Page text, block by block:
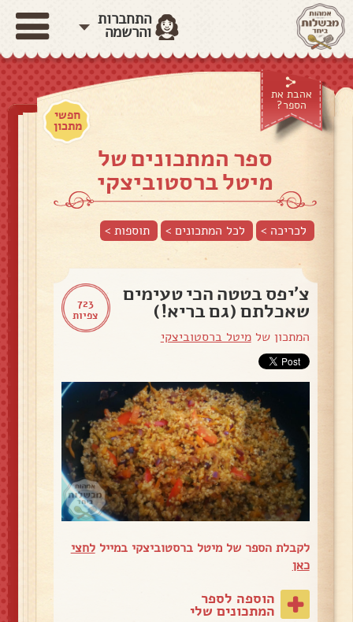
התחברות
והרשמה
אהבת את
הספר?
חפשי
מתכון
ספר המתכונים של
מיטל ברסטוביצקי
לכריכה > לכל המתכונים > תוספות>
723
צפיות
צ’יפס בטטה הכי טעימים
שאכלתם (גם בריא!)
המתכון שלמיטל ברסטוביצקי
לקבלת הספר של מיטל ברסטוביצקי במייללחצי
כאן
הוספה לספר
המתכונים שלי